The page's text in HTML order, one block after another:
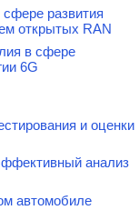
развития
открытых RAN
в сфере
6G
и оценки
анализ
автомобиле